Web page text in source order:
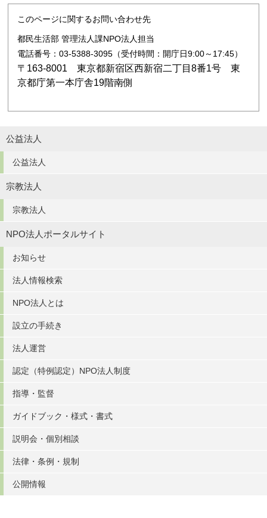
このページに関するお問い合わせ先
都民生活部 管理法人課NPO法人担当
電話番号：03-5388-3095（受付時間：開庁日9:00～17:45）
〒163-8001 東京都新宿区西新宿二丁目8番1号 東
京都庁第一本庁舎19階南側
公益法人
公益法人
宗教法人
宗教法人
NPO法人ポータルサイト
お知らせ
法人情報検索
NPO法人とは
設立の手続き
法人運営
認定（特例認定）NPO法人制度
指導・監督
ガイドブック・様式・書式
説明会・個別相談
法律・条例・規制
公開情報